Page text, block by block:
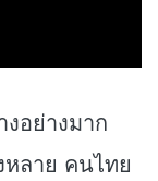
อย่างมาก
หลาย คนไทย